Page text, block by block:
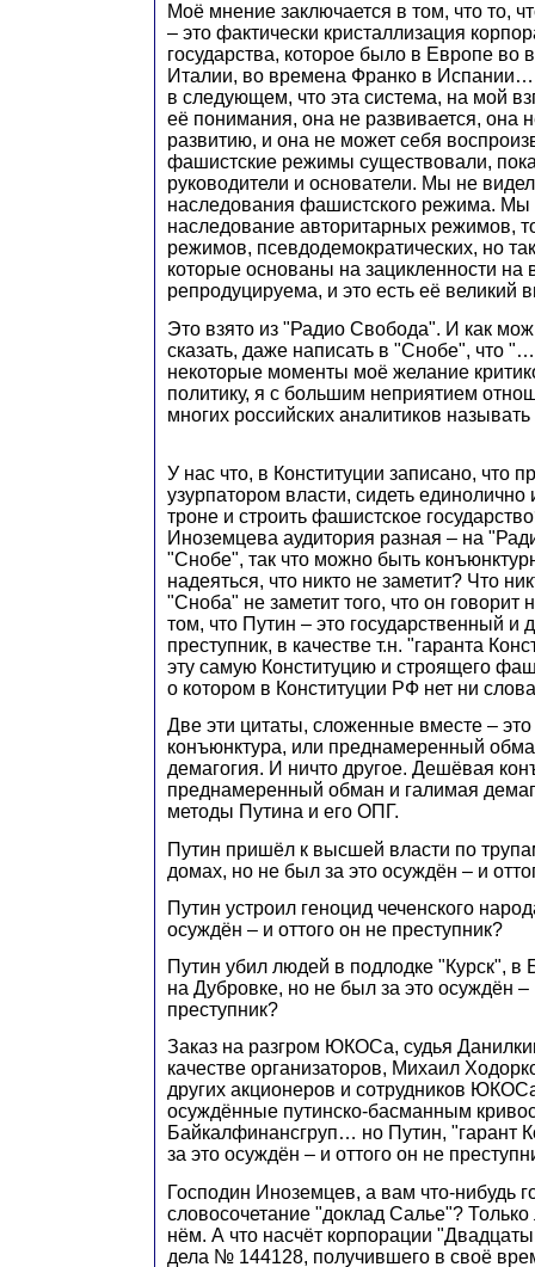
Моё мнение заключается в том, что то,
– это фактически кристаллизация
государства, которое было в Европе во
Италии, во времена Франко в Испании…
в следующем, что эта система, на мой
её понимания, она не развивается, она
развитию, и она не может себя
фашистские режимы существовали,
руководители и основатели. Мы не
наследования фашистского режима. Мы
наследование авторитарных режимов,
режимов, псевдодемократических, но
которые основаны на зацикленности на
репродуцируема, и это есть её великий
Это взято из "Радио Свобода". И как
сказать, даже написать в "Снобе", что
некоторые моменты моё желание
политику, я с большим неприятием
многих российских аналитиков
У нас что, в Конституции записано, что
узурпатором власти, сидеть единолично
троне и строить фашистское
Иноземцева аудитория разная – на
"Снобе", так что можно быть
надеяться, что никто не заметит? Что
"Сноба" не заметит того, что он
том, что Путин – это государственный и
преступник, в качестве т.н. "гаранта
эту самую Конституцию и строящего
о котором в Конституции РФ нет ни
Две эти цитаты, сложенные вместе –
конъюнктура, или преднамеренный
демагогия. И ничто другое. Дешёвая
преднамеренный обман и галимая
методы Путина и его ОПГ.
Путин пришёл к высшей власти по
домах, но не был за это осуждён – и
Путин устроил геноцид чеченского
осуждён – и оттого он не преступник?
Путин убил людей в подлодке "Курск", в
на Дубровке, но не был за это осуждён –
преступник?
Заказ на разгром ЮКОСа, судья
качестве организаторов, Михаил
других акционеров и сотрудников
осуждённые путинско-басманным
Байкалфинансгруп… но Путин, "гарант
за это осуждён – и оттого он не
Господин Иноземцев, а вам что-нибудь
словосочетание "доклад Салье"?
нём. А что насчёт корпорации
дела № 144128, получившего в своё